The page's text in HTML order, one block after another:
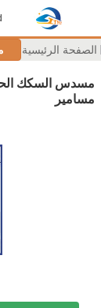
الصفحة الرئيسية
مسدس السكك
مسامير